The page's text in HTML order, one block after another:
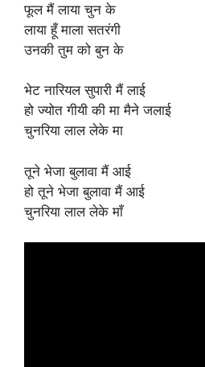
फूल मैं लाया चुन के
लाया हूँ माला सतरंगी
उनकी तुम को बुन के
भेट नारियल सुपारी मैं लाई
हो ज्योत गीयी की मा मैने जलाई
चुनरिया लाल लेके मा
तूने भेजा बुलावा मैं आई
हो तूने भेजा बुलावा मैं आई
चुनरिया लाल लेके माँ